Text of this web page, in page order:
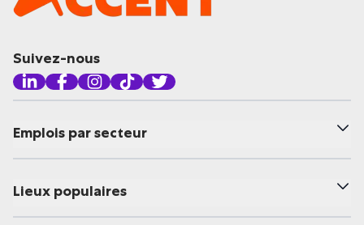
Suivez-nous
Emplois par secteur
Lieux populaires